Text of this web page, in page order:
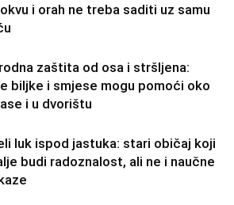
i orah ne treba saditi uz samu
zaštita od osa i stršljena:
biljke i smjese mogu pomoći oko
i u dvorištu
luk ispod jastuka: stari običaj koji
budi radoznalost, ali ne i naučne